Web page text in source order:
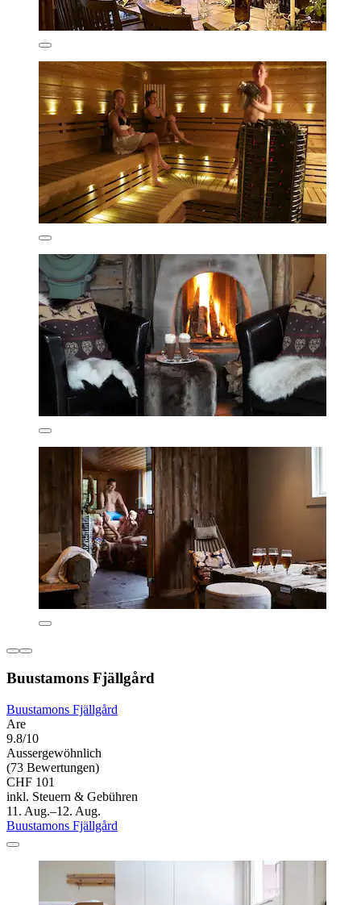
Buustamons Fjällgård
Buustamons Fjällgård
Are
9.8/10
Aussergewöhnlich
(73 Bewertungen)
CHF 101
inkl. Steuern & Gebühren
11. Aug.–12. Aug.
Buustamons Fjällgård